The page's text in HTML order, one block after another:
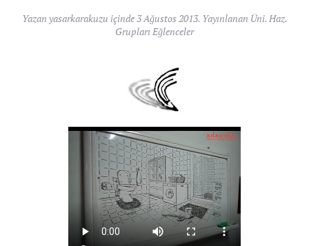
Yazan yasarkarakuzu içinde3 Ağustos 2013. Yayınlanan Üni. Haz.
Grupları Eğlenceler